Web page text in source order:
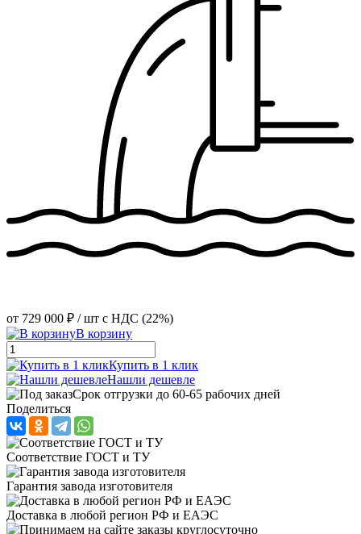
от 729 000 ₽ / шт с НДС (22%)
В корзину
Купить в 1 клик
Нашли дешевле
Срок отгрузки до 60-65 рабочих дней
Поделиться
Соответствие ГОСТ и ТУ
Гарантия завода изготовителя
Доставка в любой регион РФ и ЕАЭС